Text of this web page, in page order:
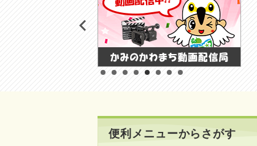
便利メニューからさがす